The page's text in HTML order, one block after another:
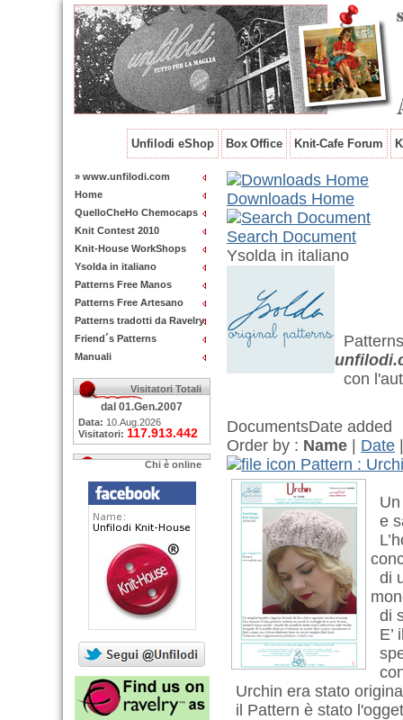
Unfilodi eShop Box Office Knit-Cafe Forum
» www.unfilodi.com
Home
QuelloCheHo Chemocaps
Knit Contest 2010
Knit-House WorkShops
Ysolda in italiano
Patterns Free Manos
Patterns Free Artesano
Patterns tradotti da Ravelry
Friend´s Patterns
Manuali
Visitatori Totali
dal 01.Gen.2007
Data: 10.Aug.2026
Visitatori: 117.913.442
Chi è online
Downloads Home
Search Document
Ysolda in italiano
con
DocumentsDate added
Order by : Name Date
Pattern :
e
di
di
E’
Urchin era stato
il Pattern è stato